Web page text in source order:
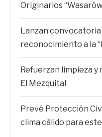
Originarios
Lanzan
reconocimiento a la
Refuerzan limpieza
El Mezquital
Prevé Protección
clima cálido para